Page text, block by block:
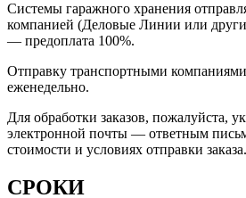
Системы гаражного хранения
компанией (Деловые Линии или
— предоплата 100%.
Отправку транспортными
еженедельно.
Для обработки заказов, пожалуйста,
электронной почты — ответным
стоимости и условиях отправки заказа.
СРОКИ